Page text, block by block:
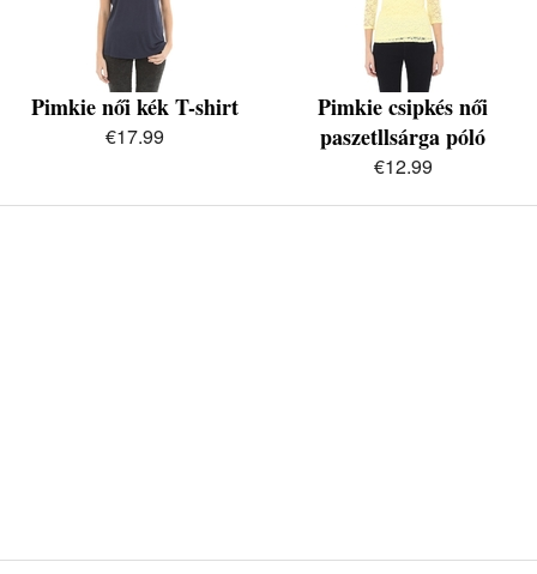
Pimkie női kék T-shirt
€17.99
Pimkie csipkés női
paszetllsárga póló
€12.99